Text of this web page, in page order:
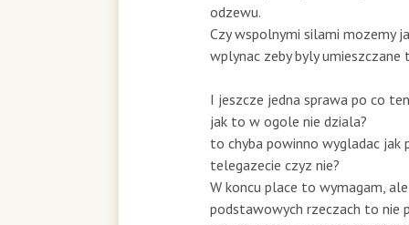
odzewu.
Czy wspolnymi silami mozemy
wplynac zeby byly umieszczane
I jeszcze jedna sprawa po co
jak to w ogole nie dziala?
to chyba powinno wygladac jak
telegazecie czyz nie?
W koncu place to wymagam,
podstawowych rzeczach to nie